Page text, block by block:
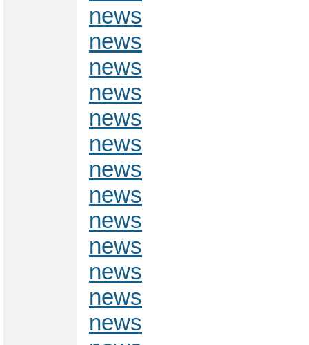
news
news
news
news
news
news
news
news
news
news
news
news
news